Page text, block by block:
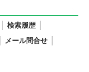
検索履歴
メール問合せ